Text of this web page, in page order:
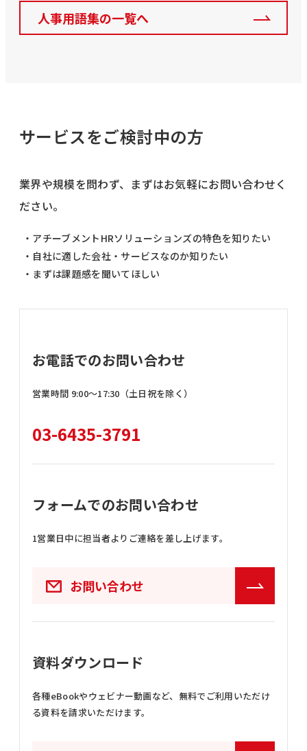
人事用語集の一覧へ
サービスをご検討中の方
業界や規模を問わず、まずはお気軽にお問い合わせく
ださい。
・アチーブメントHRソリューションズの特色を知りたい
・自社に適した会社・サービスなのか知りたい
・まずは課題感を聞いてほしい
お電話でのお問い合わせ
営業時間 9:00〜17:30（土日祝を除く）
03-6435-3791
フォームでのお問い合わせ
1営業日中に担当者よりご連絡を差し上げます。
お問い合わせ
資料ダウンロード
各種eBookやウェビナー動画など、 無料でご利用いただけ
る資料を請求いただけます。